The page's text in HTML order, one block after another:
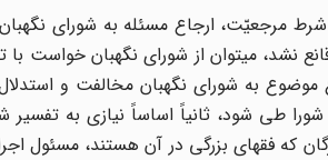
شرط مرجعیّت، ارجاع مسئله به شورای
نشد، میتوان از شورای نگهبان خواست
به شورای نگهبان مخالفت و استدلال
طی شود،‌ ثانیاً اساساً نیازی به
که فقهای بزرگی در آن هستند، مسئول